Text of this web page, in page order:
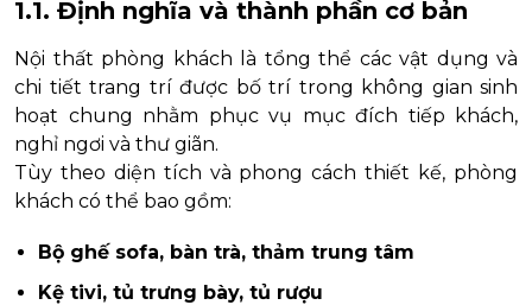
1.1. Định nghĩa và thành phần cơ bản
Nội thất phòng khách là tổng thể các vật dụng và
chi tiết trang trí được bố trí trong không gian sinh
hoạt chung nhằm phục vụ mục đích tiếp khách,
nghỉ ngơi và thư giãn.
Tùy theo diện tích và phong cách thiết kế, phòng
khách có thể bao gồm:
Bộ ghế sofa, bàn trà, thảm trung tâm
Kệ tivi, tủ trưng bày, tủ rượu